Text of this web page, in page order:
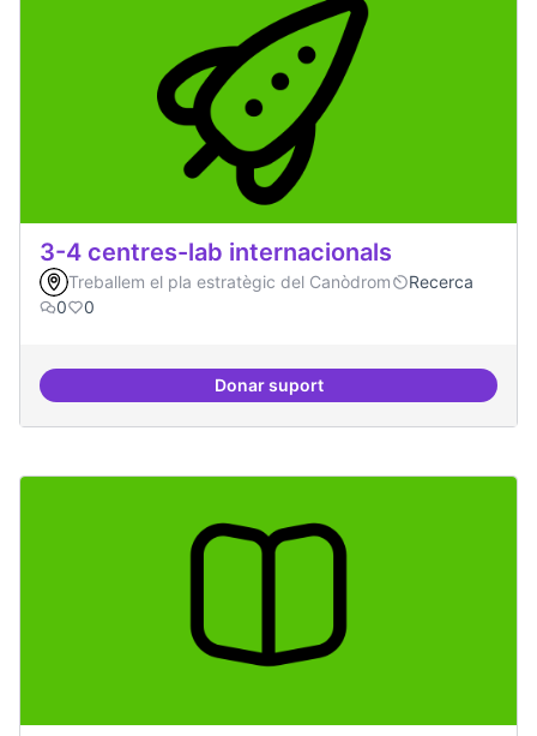
3-4 centres-lab internacionals
Treballem el pla estratègic del Canòdrom
Recerca
0
0
Donar suport3-4 centres-lab internacionals